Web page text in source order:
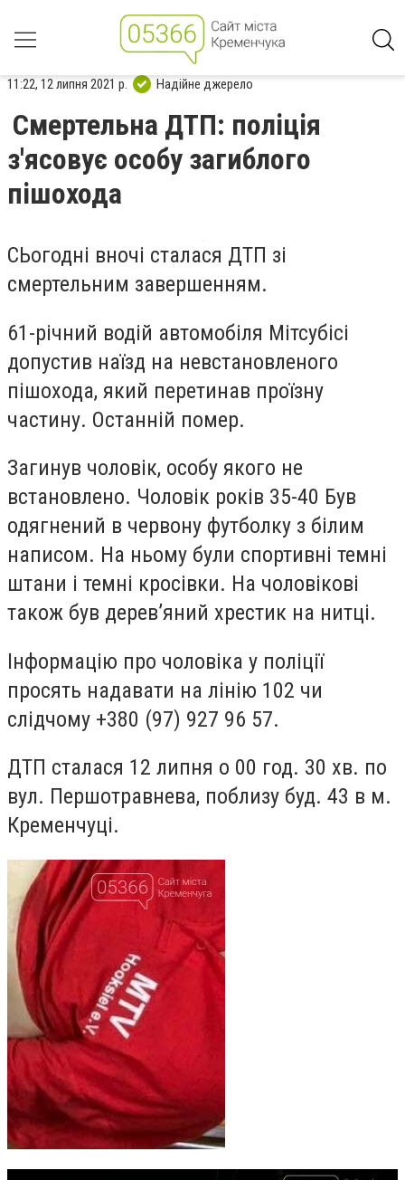
11:22, 12 липня 2021 р. Надійне джерело
Смертельна ДТП: поліція
з'ясовує особу загиблого
пішохода
СЬогодні вночі сталася ДТП зі
смертельним завершенням.
61-річний водій автомобіля Мітсубісі
допустив наїзд на невстановленого
пішохода, який перетинав проїзну
частину. Останній помер.
Загинув чоловік, особу якого не
встановлено. Чоловік років 35-40 Був
одягнений в червону футболку з білим
написом. На ньому були спортивні темні
штани і темні кросівки. На чоловікові
також був дерев’яний хрестик на нитці.
Інформацію про чоловіка у поліції
просять надавати на лінію 102 чи
слідчому +380 (97) 927 96 57.
ДТП сталася 12 липня о 00 год. 30 хв. по
вул. Першотравнева, поблизу буд. 43 в м.
Кременчуці.